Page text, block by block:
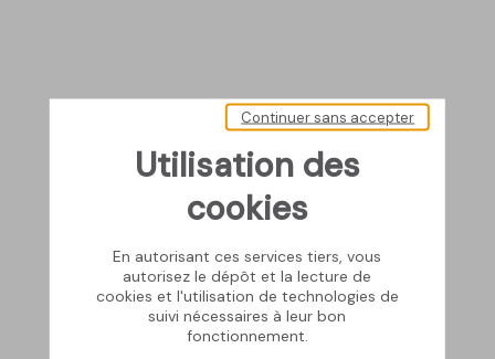
Utilisation des
cookies
En autorisant ces services tiers, vous
autorisez le dépôt et la lecture de
cookies et l'utilisation de technologies de
suivi nécessaires à leur bon
fonctionnement.
Continuer sans accepter